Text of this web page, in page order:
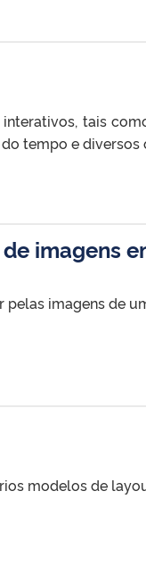
tais
tempo e diversos
imagens
pelas imagens de
modelos de